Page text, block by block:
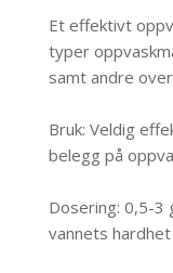
Et effektivt
typer
samt andre
Bruk: Veldig
belegg på
Dosering: 0,5-3
vannets